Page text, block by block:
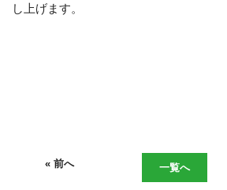
し上げます。
« 前へ 一覧へ